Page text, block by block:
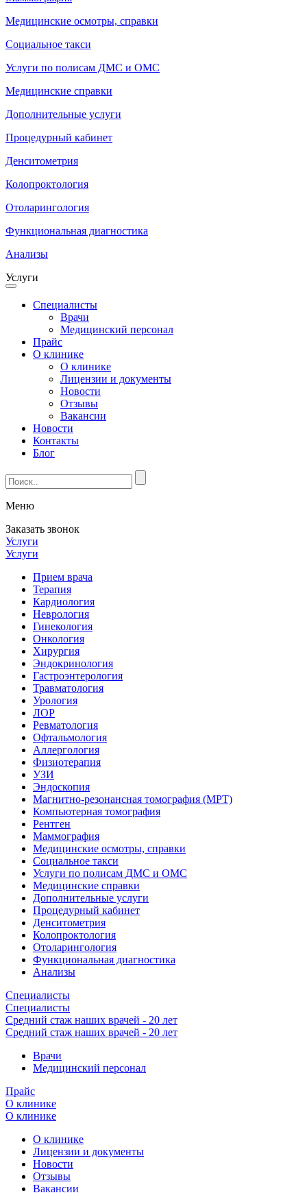
Медицинские осмотры, справки
Социальное такси
Услуги по полисам ДМС и ОМС
Медицинские справки
Дополнительные услуги
Процедурный кабинет
Денситометрия
Колопроктология
Отоларингология
Функциональная диагностика
Анализы
Услуги
Специалисты
Врачи
Медицинский персонал
Прайс
О клинике
О клинике
Лицензии и документы
Новости
Отзывы
Вакансии
Новости
Контакты
Блог
Меню
Заказать звонок
Услуги
Услуги
Прием врача
Терапия
Кардиология
Неврология
Гинекология
Онкология
Хирургия
Эндокринология
Гастроэнтерология
Травматология
Урология
ЛОР
Ревматология
Офтальмология
Аллергология
Физиотерапия
УЗИ
Эндоскопия
Магнитно-резонансная томография (МРТ)
Компьютерная томография
Рентген
Маммография
Медицинские осмотры, справки
Социальное такси
Услуги по полисам ДМС и ОМС
Медицинские справки
Дополнительные услуги
Процедурный кабинет
Денситометрия
Колопроктология
Отоларингология
Функциональная диагностика
Анализы
Специалисты
Специалисты
Средний стаж наших врачей - 20 лет
Средний стаж наших врачей - 20 лет
Врачи
Медицинский персонал
Прайс
О клинике
О клинике
О клинике
Лицензии и документы
Новости
Отзывы
Вакансии